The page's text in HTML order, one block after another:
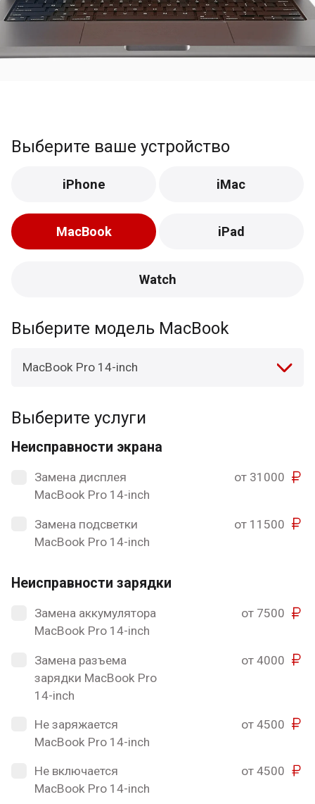
Выберите ваше устройство
iPhone iMac
MacBook iPad
Watch
Выберите модель MacBook
MacBook Pro 14-inch
Выберите услуги
Неисправности экрана
Замена дисплея
MacBook Pro 14-inch
от 31000
Замена подсветки
MacBook Pro 14-inch
от 11500
Неисправности зарядки
Замена аккумулятора
MacBook Pro 14-inch
от 7500
Замена разъема
зарядки MacBook Pro
14-inch
от 4000
Не заряжается
MacBook Pro 14-inch
от 4500
Не включается
MacBook Pro 14-inch
от 4500